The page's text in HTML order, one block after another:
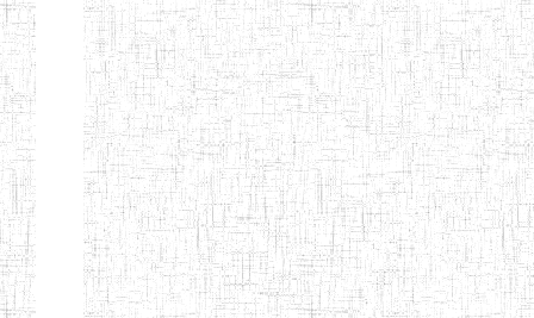
Afficher Page 7 sur 13 Total: 307
Début Préc. 2 3 4 5 6
7
Suivant
Fin
MOKOLO